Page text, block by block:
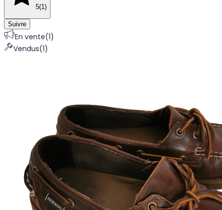
5(1)
Suivre
En vente(1)
Vendus(1)